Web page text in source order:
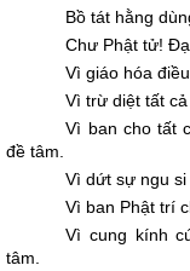
Bồ tát hằng
Chư Phật tử!
Vì giáo hóa
Vì trừ diệt tất
Vì ban cho tất
đề tâm.
Vì dứt sự ngu si
Vì ban Phật trí
Vì cung kính
tâm.